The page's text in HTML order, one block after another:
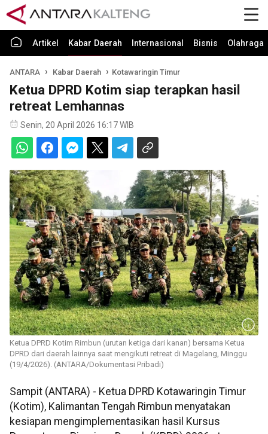
Artikel Kabar Daerah Internasional Bisnis Olahraga
ANTARA Kabar Daerah Kotawaringin Timur
Ketua DPRD Kotim siap terapkan hasil
retreat Lemhannas
Senin, 20 April 2026 16:17 WIB
Ketua DPRD Kotim Rimbun (urutan ketiga dari kanan) bersama Ketua
DPRD dari daerah lainnya saat mengikuti retreat di Magelang, Minggu
(19/4/2026). (ANTARA/Dokumentasi Pribadi)
Sampit (ANTARA) - Ketua DPRD Kotawaringin Timur
(Kotim), Kalimantan Tengah Rimbun menyatakan
kesiapan mengimplementasikan hasil Kursus